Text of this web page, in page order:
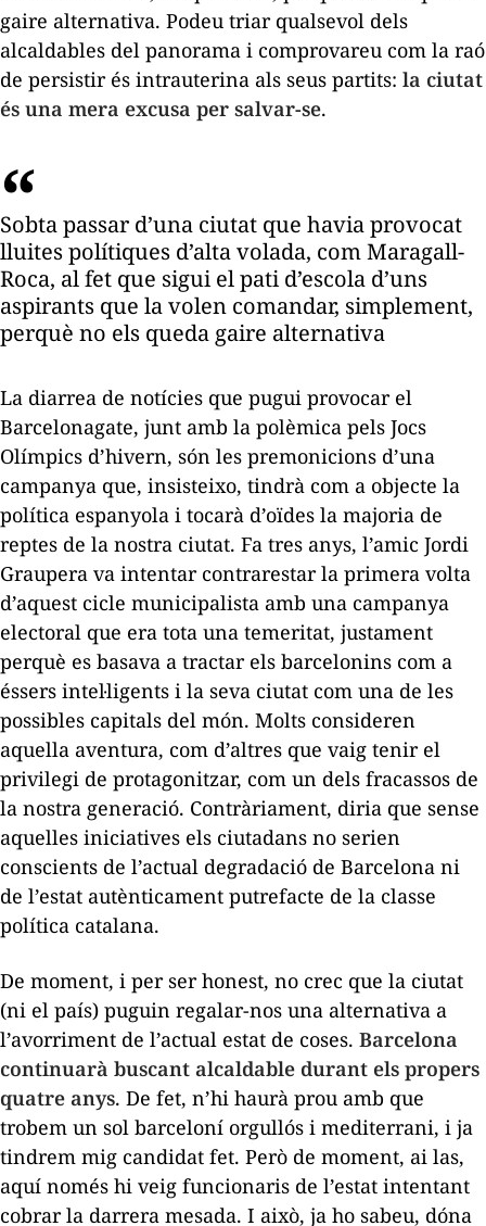
gaire alternativa. Podeu triar qualsevol dels
alcaldables del panorama i comprovareu com la raó
de persistir és intrauterina als seus partits: la ciutat
és una mera excusa per salvar-se.
Sobta passar d’una ciutat que havia provocat
lluites polítiques d’alta volada, com Maragall-
Roca, al fet que sigui el pati d’escola d’uns
aspirants que la volen comandar, simplement,
perquè no els queda gaire alternativa
La diarrea de notícies que pugui provocar el
Barcelonagate, junt amb la polèmica pels Jocs
Olímpics d’hivern, són les premonicions d’una
campanya que, insisteixo, tindrà com a objecte la
política espanyola i tocarà d’oïdes la majoria de
reptes de la nostra ciutat. Fa tres anys, l’amic Jordi
Graupera va intentar contrarestar la primera volta
d’aquest cicle municipalista amb una campanya
electoral que era tota una temeritat, justament
perquè es basava a tractar els barcelonins com a
éssers intel·ligents i la seva ciutat com una de les
possibles capitals del món. Molts consideren
aquella aventura, com d’altres que vaig tenir el
privilegi de protagonitzar, com un dels fracassos de
la nostra generació. Contràriament, diria que sense
aquelles iniciatives els ciutadans no serien
conscients de l’actual degradació de Barcelona ni
de l’estat autènticament putrefacte de la classe
política catalana.
De moment, i per ser honest, no crec que la ciutat
(ni el país) puguin regalar-nos una alternativa a
l’avorriment de l’actual estat de coses. Barcelona
continuarà buscant alcaldable durant els propers
quatre anys. De fet, n’hi haurà prou amb que
trobem un sol barceloní orgullós i mediterrani, i ja
tindrem mig candidat fet. Però de moment, ai las,
aquí només hi veig funcionaris de l’estat intentant
cobrar la darrera mesada. I això, ja ho sabeu, dóna